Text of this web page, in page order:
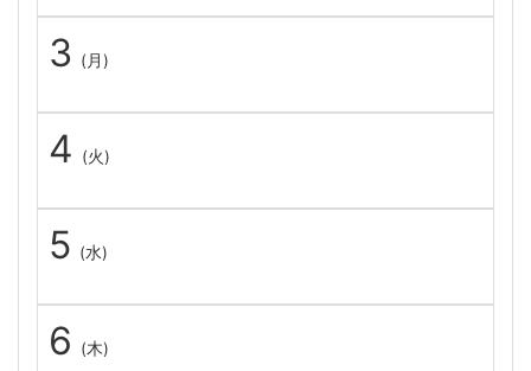
3 (月)
4 (火)
5 (水)
6 (木)